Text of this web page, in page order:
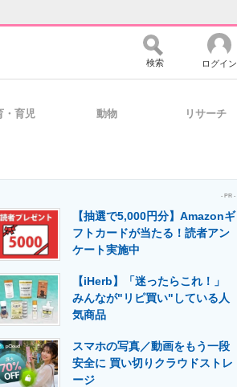
ュニティ マーケ×ITの今がよく分かる
用を支援
ディア 建設×テクノロジーの最前線
検索 ログイン
・育児 動物 リサーチ
- PR -
【抽選で5,000円分】Amazonギ
フトカードが当たる！読者アン
ケート実施中
【iHerb】「迷ったらこれ！」
みんなが"リピ買い"している人
気商品
スマホの写真／動画をもう一段
安全に 買い切りクラウドストレ
ージ